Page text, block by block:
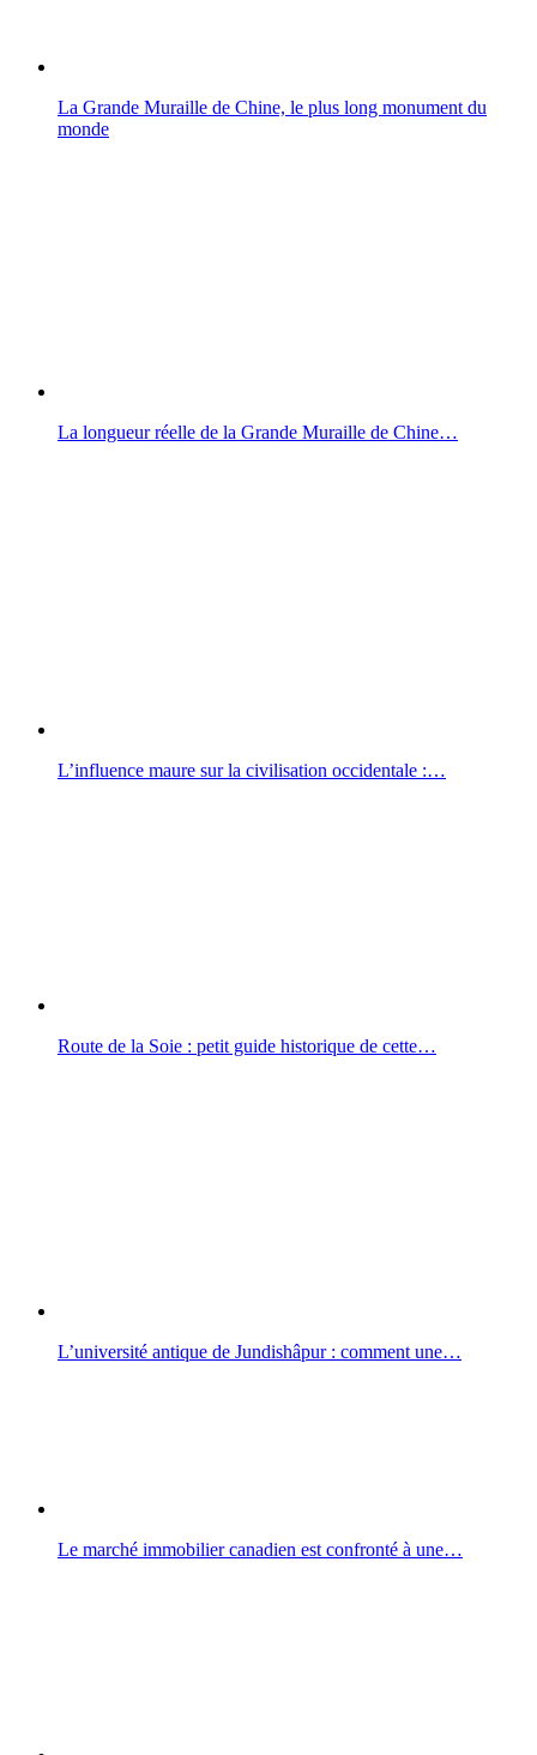
La Grande Muraille de Chine, le plus long monument du
monde
La longueur réelle de la Grande Muraille de Chine…
L’influence maure sur la civilisation occidentale :…
Route de la Soie : petit guide historique de cette…
L’université antique de Jundishâpur : comment une…
Le marché immobilier canadien est confronté à une…